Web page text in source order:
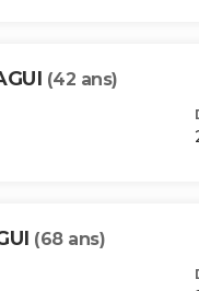
(42 ans)
(68 ans)